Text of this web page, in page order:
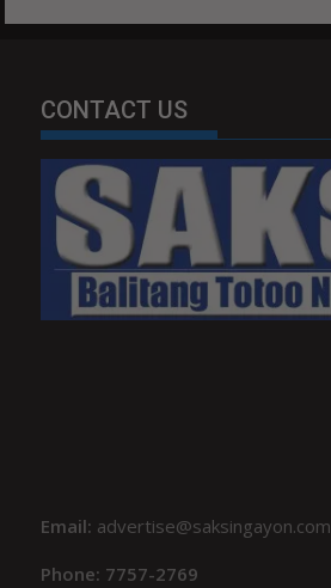
CONTACT US
Email: advertise@saksingayon.com
Phone: 7757-2769